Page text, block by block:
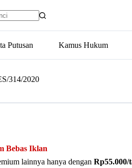
Putusan Kamus Hukum
314/2020
Bebas Iklan
lainnya hanya dengan Rp55.000/